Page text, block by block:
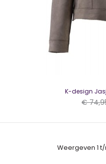
K-design
K-design
€
Weergeven 1